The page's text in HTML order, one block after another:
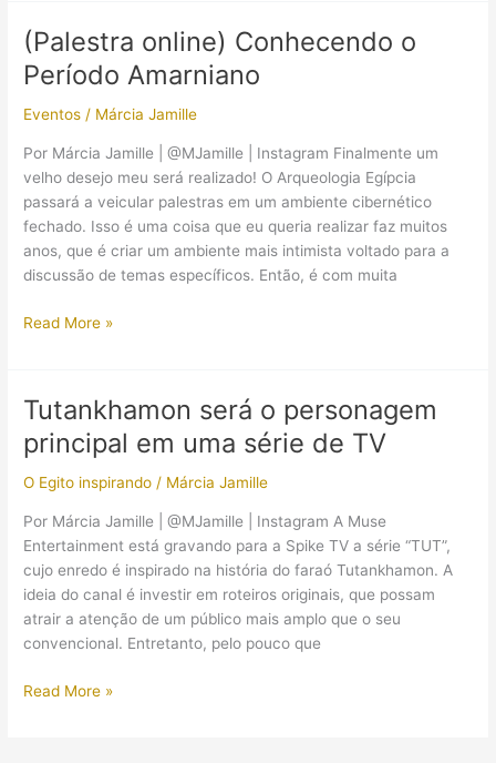
estátua
colossal
egípcia
intrigante
troca
de
identidade
(Palestra online) Conhecendo o
Período Amarniano
Eventos / Márcia Jamille
Por Márcia Jamille | @MJamille | Instagram Finalmente um
velho desejo meu será realizado! O Arqueologia Egípcia
passará a veicular palestras em um ambiente cibernético
fechado. Isso é uma coisa que eu queria realizar faz muitos
anos, que é criar um ambiente mais intimista voltado para a
discussão de temas específicos. Então, é com muita
(Palestra
Período
Amarniano
Read More »
Tutankhamon será o personagem
principal em uma série de TV
O Egito inspirando / Márcia Jamille
Por Márcia Jamille | @MJamille | Instagram A Muse
Entertainment está gravando para a Spike TV a série “TUT”,
cujo enredo é inspirado na história do faraó Tutankhamon. A
ideia do canal é investir em roteiros originais, que possam
atrair a atenção de um público mais amplo que o seu
convencional. Entretanto, pelo pouco que
Tutankhamon
Read More »